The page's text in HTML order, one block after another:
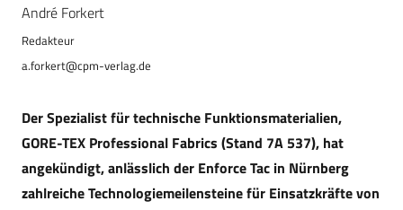
André Forkert
a.forkert@cpm-verlag.de
Der Spezialist für technische Funktionsmaterialien,
GORE-TEX Professional Fabrics (Stand 7A 537), hat
angekündigt, anlässlich der Enforce Tac in Nürnberg
zahlreiche Technologiemeilensteine für Einsatzkräfte von